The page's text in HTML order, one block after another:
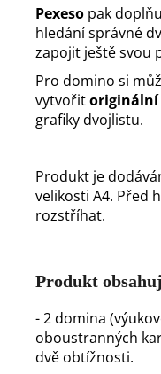
Pexeso pak
hledání správné
zapojit ještě svou
Pro domino si
vytvořit
grafiky dvojlistu.
Produkt je
velikosti A4. Před
rozstříhat.
Produkt
- 2 domina
oboustranných
dvě obtížnosti.